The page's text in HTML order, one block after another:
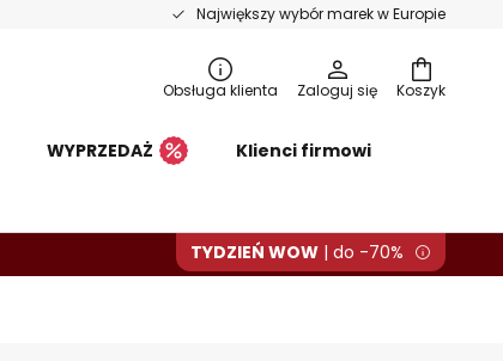
Największy wybór marek w Europie
Koszyk
Obsługa klienta Zaloguj się
WYPRZEDAŻ Klienci firmowi
TYDZIEŃ WOW | do -70%